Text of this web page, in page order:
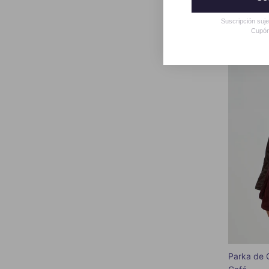
Parka de
Suscripción